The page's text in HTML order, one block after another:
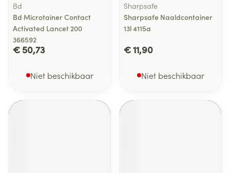
Bd
Bd Microtainer Contact
Activated Lancet 200
366592
€ 50,73
Niet beschikbaar
Sharpsafe
Sharpsafe Naaldcontainer
13l 4115a
€ 11,90
Niet beschikbaar